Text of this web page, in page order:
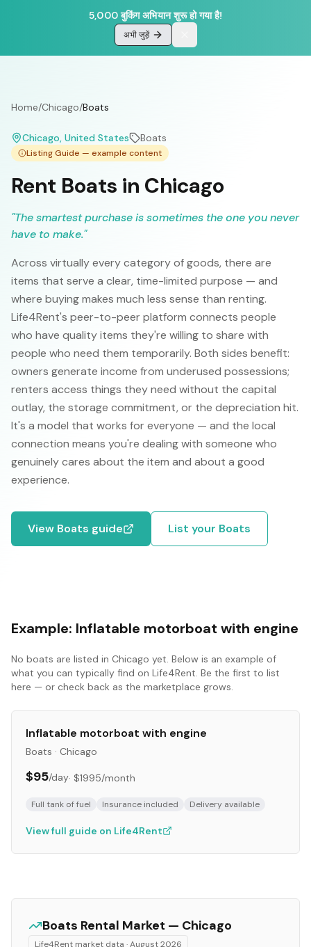
5,000 बुकिंग अभियान शुरू हो गया है!
अभी जुड़ें
Home/Chicago/Boats
Chicago, United States Boats
Listing Guide — example content
Rent Boats in Chicago
"The smartest purchase is sometimes the one you never
have to make."
Across virtually every category of goods, there are
items that serve a clear, time-limited purpose — and
where buying makes much less sense than renting.
Life4Rent's peer-to-peer platform connects people
who have quality items they're willing to share with
people who need them temporarily. Both sides benefit:
owners generate income from underused possessions;
renters access things they need without the capital
outlay, the storage commitment, or the depreciation hit.
It's a model that works for everyone — and the local
connection means you're dealing with someone who
genuinely cares about the item and about a good
experience.
View Boats guide List your Boats
Example: Inflatable motorboat with engine
No boats are listed in Chicago yet. Below is an example of
what you can typically find on Life4Rent. Be the first to list
here — or check back as the marketplace grows.
Inflatable motorboat with engine
Boats · Chicago
$95/day· $1995/month
Full tank of fuel Insurance included Delivery available
View full guide on Life4Rent
Boats Rental Market — Chicago
Life4Rent market data ·August 2026